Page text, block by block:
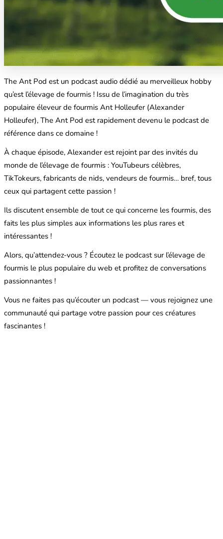
The Ant Pod est un podcast audio dédié au merveilleux hobby
qu’est l’élevage de fourmis ! Issu de l’imagination du très
populaire éleveur de fourmis Ant Holleufer (Alexander
Holleufer), The Ant Pod est rapidement devenu le podcast de
référence dans ce domaine !
À chaque épisode, Alexander est rejoint par des invités du
monde de l’élevage de fourmis : YouTubeurs célèbres,
TikTokeurs, fabricants de nids, vendeurs de fourmis… bref, tous
ceux qui partagent cette passion !
Ils discutent ensemble de tout ce qui concerne les fourmis, des
faits les plus simples aux informations les plus rares et
intéressantes !
Alors, qu’attendez-vous ? Écoutez le podcast sur l’élevage de
fourmis le plus populaire du web et profitez de conversations
passionnantes !
Vous ne faites pas qu’écouter un podcast — vous rejoignez une
communauté qui partage votre passion pour ces créatures
fascinantes !